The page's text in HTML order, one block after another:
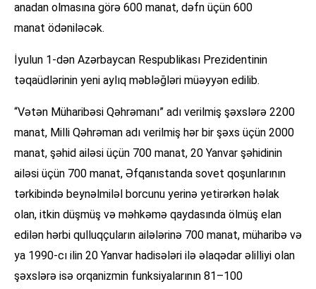
anadan olmasına görə 600 manat, dəfn üçün 600
manat ödəniləcək.
İyulun 1-dən Azərbaycan Respublikası Prezidentinin
təqaüdlərinin yeni aylıq məbləğləri müəyyən edilib.
“Vətən Müharibəsi Qəhrəmanı” adı verilmiş şəxslərə 2200
manat, Milli Qəhrəman adı verilmiş hər bir şəxs üçün 2000
manat, şəhid ailəsi üçün 700 manat, 20 Yanvar şəhidinin
ailəsi üçün 700 manat, Əfqanıstanda sovet qoşunlarının
tərkibində beynəlmiləl borcunu yerinə yetirərkən həlak
olan, itkin düşmüş və məhkəmə qaydasında ölmüş elan
edilən hərbi qulluqçuların ailələrinə 700 manat, müharibə və
ya 1990-cı ilin 20 Yanvar hadisələri ilə əlaqədar əlilliyi olan
şəxslərə isə orqanizmin funksiyalarının 81–100